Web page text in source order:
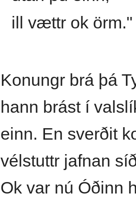
ill vættr ok örm."
Konungr brá þá
hann brást í
einn. En sverðit
vélstuttr jafnan
Ok var nú Óðinn